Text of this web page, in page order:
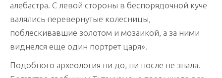
алебастра. С левой стороны в беспорядочной куче
валялись перевернутые колесницы,
поблескивавшие золотом и мозаикой, а за ними
виднелся еще один портрет царя».
Подобного археология ни до, ни после не знала.